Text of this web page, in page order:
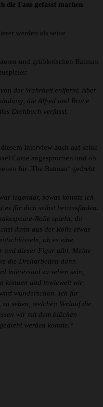
die Fans gefasst machen
werden als seine
und grüblerischen Batman
der Wahrheit entfernt. Aber
die Alfred und Bruce
Drehbuch verfasst.
Interview auch auf seine
Caine angesprochen und ob
für ‚The Batman‘ gedreht
legendär, sowas könnte ich
für dich selbst herausfinden.
Rolle spielst, du
dann aus der Rolle etwas
ob es eine
und dieser Figur gibt. Meine
die Dreharbeiten dann
interessant zu sehen sein,
können und inwieweit wir
wunderschön. Ich für
sehen, welchen Verlauf die
wir mit dem bißchen
werden konnte.“